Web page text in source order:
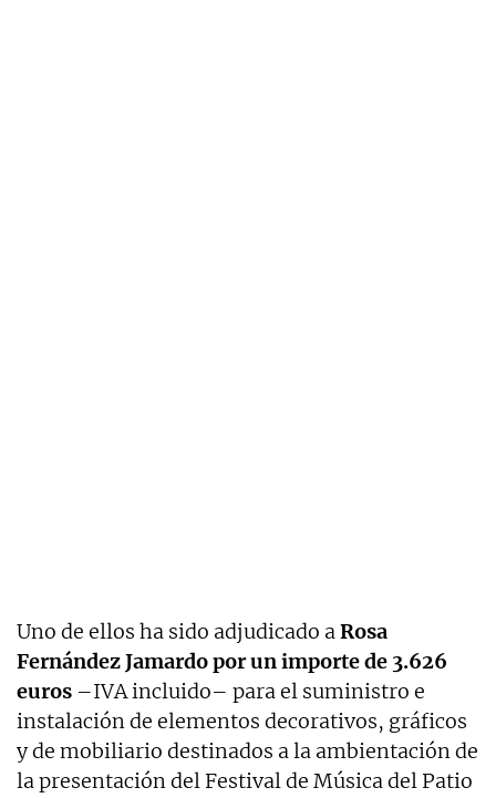
Uno de ellos ha sido adjudicado aRosa
Fernández Jamardo por un importe de 3.626
euros –IVA incluido– para el suministro e
instalación de elementos decorativos, gráficos
y de mobiliario destinados a la ambientación de
la presentación del Festival de Música del Patio